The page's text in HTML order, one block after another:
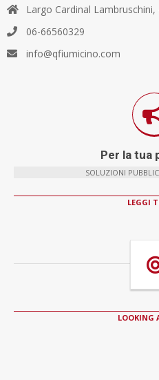
Largo Cardinal
06-66560329
info@qfiumicino.com
Per la tua
SOLUZIONI
LEGGI
LOOKING